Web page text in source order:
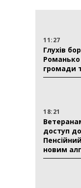
11:27
Глухів
Романько
громади
18:21
доступ
новим